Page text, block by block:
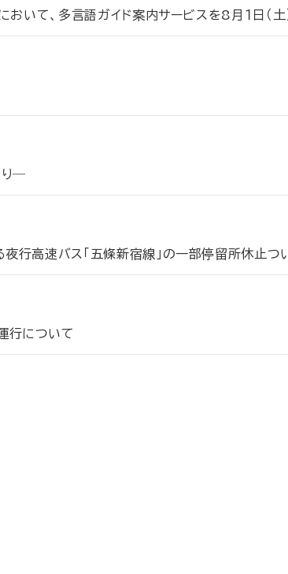
おいて、多言語ガイド案内サービスを8月１日（
り―
行高速バス「五條新宿線」の一部停留所休止つ
行について